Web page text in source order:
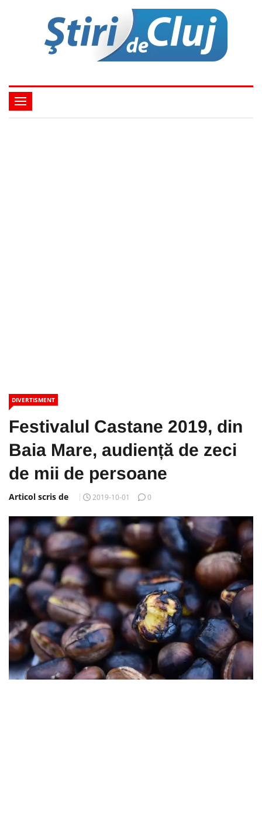
DIVERTISMENT
Festivalul Castane 2019, din
Baia Mare, audiență de zeci
de mii de persoane
Articol scris de 2019-10-01 0